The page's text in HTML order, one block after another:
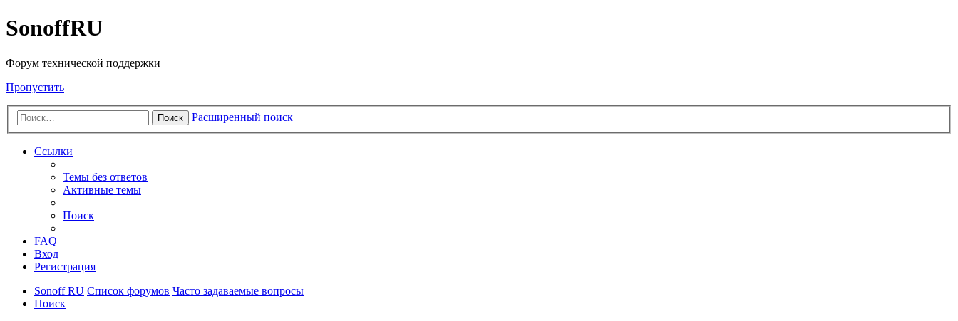
SonoffRU
Форум технической поддержки
Пропустить
Поиск Расширенный поиск
Ссылки
Темы без ответов
Активные темы
Поиск
FAQ
Вход
Регистрация
Sonoff RU Список форумов Часто задаваемые вопросы
Поиск